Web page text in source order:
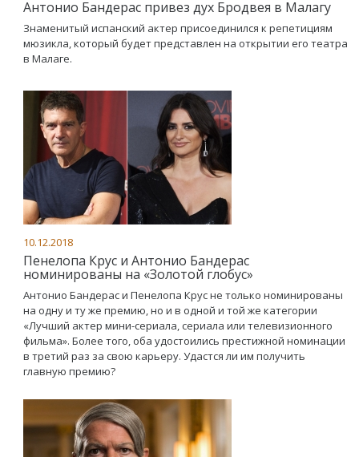
Антонио Бандерас привез дух Бродвея в Малагу
Знаменитый испанский актер присоединился к репетициям
мюзикла, который будет представлен на открытии его театра
в Малаге.
10.12.2018
Пенелопа Крус и Антонио Бандерас
номинированы на «Золотой глобус»
Антонио Бандерас и Пенелопа Крус не только номинированы
на одну и ту же премию, но и в одной и той же категории
«Лучший актер мини-сериала, сериала или телевизионного
фильма». Более того, оба удостоились престижной номинации
в третий раз за свою карьеру. Удастся ли им получить
главную премию?